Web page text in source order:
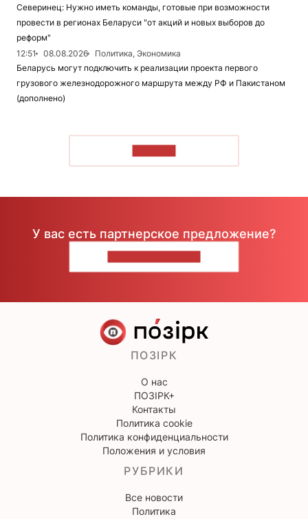
Северинец: Нужно иметь команды, готовые при возможности
провести в регионах Беларуси "от акций и новых выборов до
реформ"
12:51
08.08.2026
Политика, Экономика
Беларусь могут подключить к реализации проекта первого
грузового железнодорожного маршрута между РФ и Пакистаном
(дополнено)
У вас есть партнерское предложение?
ПОЗІРК
О нас
ПОЗІРК+
Контакты
Политика cookie
Политика конфиденциальности
Положения и условия
РУБРИКИ
Все новости
Политика